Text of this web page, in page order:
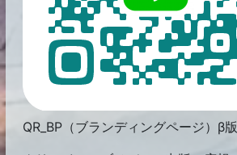
QR_BP（ブランディングページ）β版